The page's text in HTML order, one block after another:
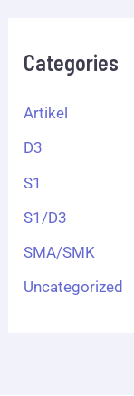
Categories
Artikel
D3
S1
S1/D3
SMA/SMK
Uncategorized